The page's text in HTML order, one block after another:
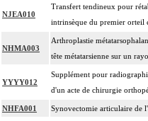
NJEA010
Transfert tendineux pour
intrinsèque du premier orteil
NHMA003
Arthroplastie
tête métatarsienne sur un
YYYY012
Supplément pour
d'un acte de chirurgie
NHFA001 Synovectomie articulaire de